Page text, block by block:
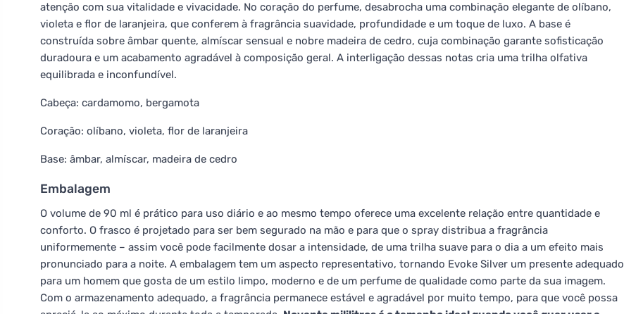
atenção com sua vitalidade e vivacidade. No coração do perfume, desabrocha uma combinação elegante de olíbano,
violeta e flor de laranjeira, que conferem à fragrância suavidade, profundidade e um toque de luxo. A base é
construída sobre âmbar quente, almíscar sensual e nobre madeira de cedro, cuja combinação garante sofisticação
duradoura e um acabamento agradável à composição geral. A interligação dessas notas cria uma trilha olfativa
equilibrada e inconfundível.
Cabeça: cardamomo, bergamota
Coração: olíbano, violeta, flor de laranjeira
Base: âmbar, almíscar, madeira de cedro
Embalagem
O volume de 90 ml é prático para uso diário e ao mesmo tempo oferece uma excelente relação entre quantidade e
conforto. O frasco é projetado para ser bem segurado na mão e para que o spray distribua a fragrância
uniformemente – assim você pode facilmente dosar a intensidade, de uma trilha suave para o dia a um efeito mais
pronunciado para a noite. A embalagem tem um aspecto representativo, tornando Evoke Silver um presente adequado
para um homem que gosta de um estilo limpo, moderno e de um perfume de qualidade como parte da sua imagem.
Com o armazenamento adequado, a fragrância permanece estável e agradável por muito tempo, para que você possa